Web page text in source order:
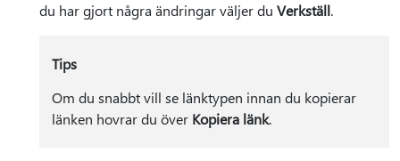
du har gjort några ändringar väljer du Verkställ.
Tips
Om du snabbt vill se länktypen innan du kopierar
länken hovrar du över Kopiera länk.